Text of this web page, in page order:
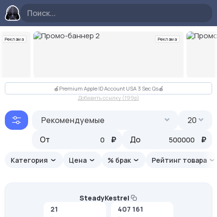
Реклама Реклама
Слайд 2 из 10
🍎Premium Apple ID Account USA 3 Sec Qs🍎
Добавить ссылку (199p)
Рекомендуемые
От
₽ До ₽
20
Категория Цена % брак Рейтинг товара
SteadyKestrel
21
407 161